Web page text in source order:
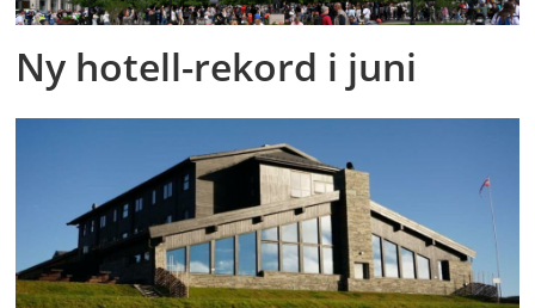
Ny hotell-rekord i juni